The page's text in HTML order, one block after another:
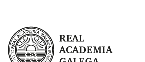
Real Academia Galega